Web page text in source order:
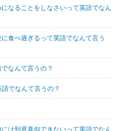
なることをしなさいって英語でなん
食べ過ぎるって英語でなんて言う
なんて言うの？
でなんて言うの？
は到底真似できないって英語でなん